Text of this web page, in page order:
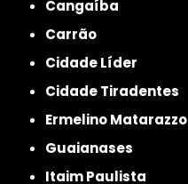
Cangaíba
Carrão
Cidade Líder
Cidade Tiradentes
Ermelino Matarazzo
Guaianases
Itaim Paulista